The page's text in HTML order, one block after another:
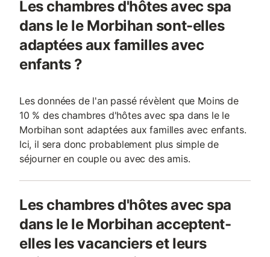
Les chambres d'hôtes avec spa
dans le le Morbihan sont-elles
adaptées aux familles avec
enfants ?
Les données de l'an passé révèlent que Moins de
10 % des chambres d'hôtes avec spa dans le le
Morbihan sont adaptées aux familles avec enfants.
Ici, il sera donc probablement plus simple de
séjourner en couple ou avec des amis.
Les chambres d'hôtes avec spa
dans le le Morbihan acceptent-
elles les vacanciers et leurs